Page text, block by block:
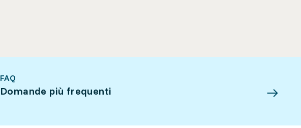
FAQ
Domande più frequenti